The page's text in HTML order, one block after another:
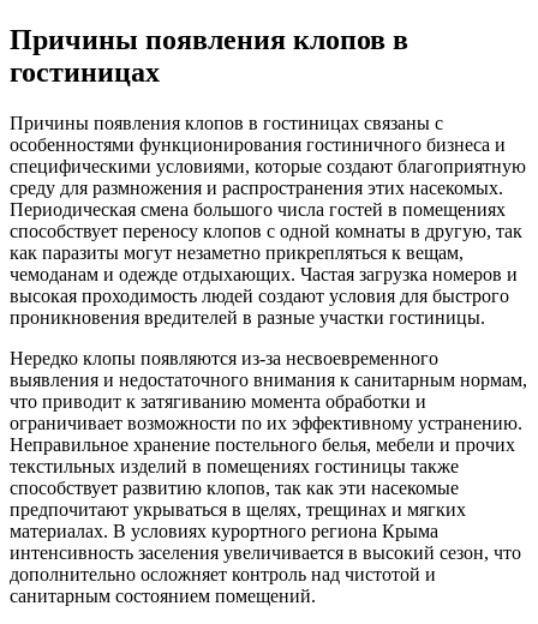
Причины появления клопов в
гостиницах
Причины появления клопов в гостиницах связаны с
особенностями функционирования гостиничного бизнеса и
специфическими условиями, которые создают благоприятную
среду для размножения и распространения этих насекомых.
Периодическая смена большого числа гостей в помещениях
способствует переносу клопов с одной комнаты в другую, так
как паразиты могут незаметно прикрепляться к вещам,
чемоданам и одежде отдыхающих. Частая загрузка номеров и
высокая проходимость людей создают условия для быстрого
проникновения вредителей в разные участки гостиницы.
Нередко клопы появляются из-за несвоевременного
выявления и недостаточного внимания к санитарным нормам,
что приводит к затягиванию момента обработки и
ограничивает возможности по их эффективному устранению.
Неправильное хранение постельного белья, мебели и прочих
текстильных изделий в помещениях гостиницы также
способствует развитию клопов, так как эти насекомые
предпочитают укрываться в щелях, трещинах и мягких
материалах. В условиях курортного региона Крыма
интенсивность заселения увеличивается в высокий сезон, что
дополнительно осложняет контроль над чистотой и
санитарным состоянием помещений.